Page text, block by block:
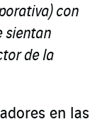
con
sientan
de la
en las